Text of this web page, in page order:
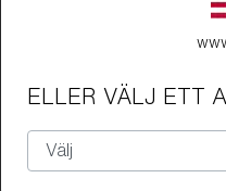
ELLER VÄLJ ETT